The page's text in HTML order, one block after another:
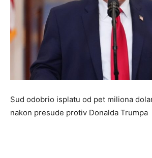
Sud odobrio isplatu od pet miliona
nakon presude protiv Donalda Trumpa